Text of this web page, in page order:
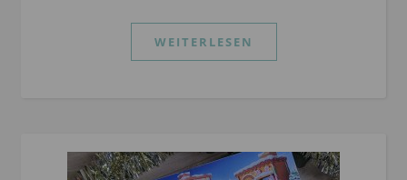
WEITERLESEN